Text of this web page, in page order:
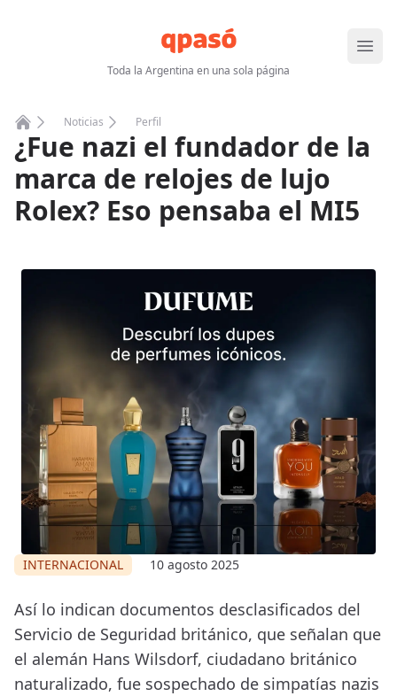
Toda la Argentina en una sola página
Abrir
Home
Noticias Perfil
¿Fue nazi el fundador de la
marca de relojes de lujo
Rolex? Eso pensaba el MI5
INTERNACIONAL 10 agosto 2025
Así lo indican documentos desclasificados del
Servicio de Seguridad británico, que señalan que
el alemán Hans Wilsdorf, ciudadano británico
naturalizado, fue sospechado de simpatías nazis